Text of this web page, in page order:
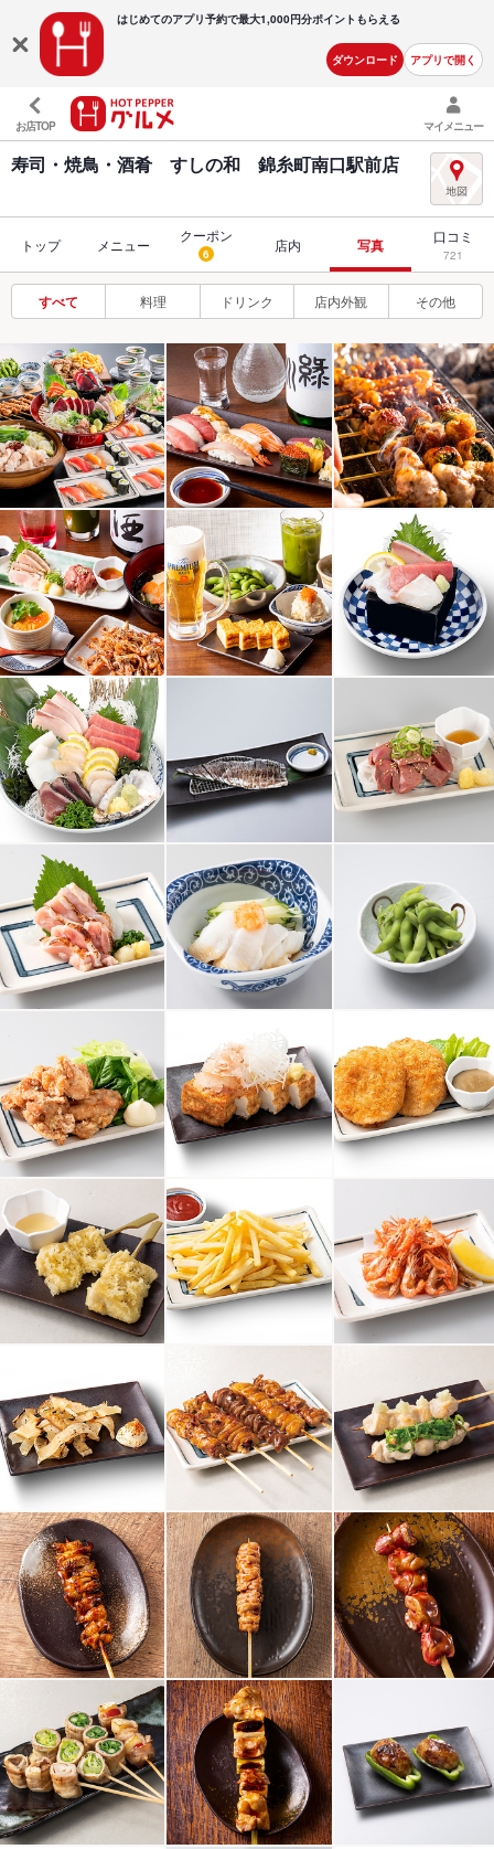
はじめてのアプリ予約で最大1,000円分ポイントもらえる
ダウンロード アプリで開く
お店TOP マイメニュー
寿司・焼鳥・酒肴 すしの和 錦糸町南口駅前店
トップ メニュー
クーポン
6 店内 写真 口コミ
721
すべて 料理 ドリンク 店内外観 その他